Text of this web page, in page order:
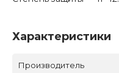
Характеристики
Производитель